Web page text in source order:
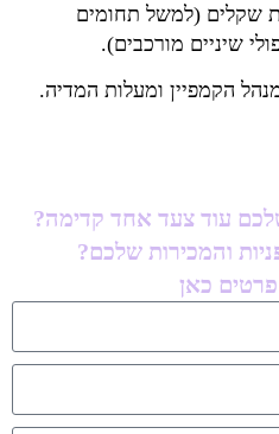
שקלים (למשל תחומים
שיניים מורכבים).
הקמפיין ומעלות המדיה.
עוד צעד אחד קדימה?
והמכירות שלכם?
כאן